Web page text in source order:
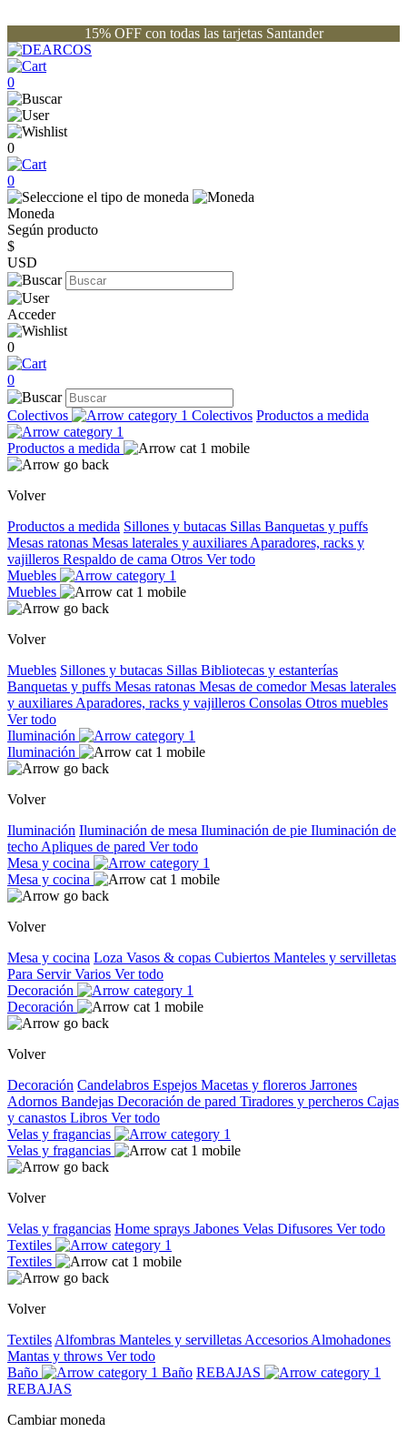
15% OFF con todas las tarjetas Santander
0
0
0
Moneda
Según producto
$
USD
Acceder
0
0
Colectivos Colectivos Productos a medida
Productos a medida
Volver
Productos a medida Sillones y butacas Sillas Banquetas y puffs
Mesas ratonas Mesas laterales y auxiliares Aparadores, racks y
vajilleros Respaldo de cama Otros Ver todo
Muebles
Muebles
Volver
Muebles Sillones y butacas Sillas Bibliotecas y estanterías
Banquetas y puffs Mesas ratonas Mesas de comedorMesas laterales
y auxiliares Aparadores, racks y vajilleros Consolas Otros muebles
Ver todo
Iluminación
Iluminación
Volver
Iluminación Iluminación de mesa Iluminación de pie Iluminación de
techo Apliques de pared Ver todo
Mesa y cocina
Mesa y cocina
Volver
Mesa y cocina Loza Vasos & copas Cubiertos Manteles y servilletas
Para ServirVarios Ver todo
Decoración
Decoración
Volver
Decoración Candelabros Espejos Macetas y floreros Jarrones
Adornos Bandejas Decoración de pared Tiradores y percheros Cajas
y canastos Libros Ver todo
Velas y fragancias
Velas y fragancias
Volver
Velas y fragancias Home sprays Jabones Velas Difusores Ver todo
Textiles
Textiles
Volver
Textiles Alfombras Manteles y servilletas Accesorios Almohadones
Mantas y throws Ver todo
Baño
Baño REBAJAS
REBAJAS
Cambiar moneda